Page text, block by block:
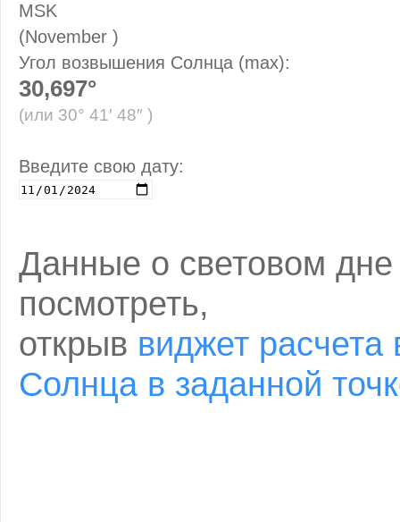
MSK
(November )
Угол возвышения Солнца (max):
30,697°
(или 30° 41′ 48″ )
Введите свою дату:
Данные о световом
посмотреть,
открыв виджет
Солнца в заданной